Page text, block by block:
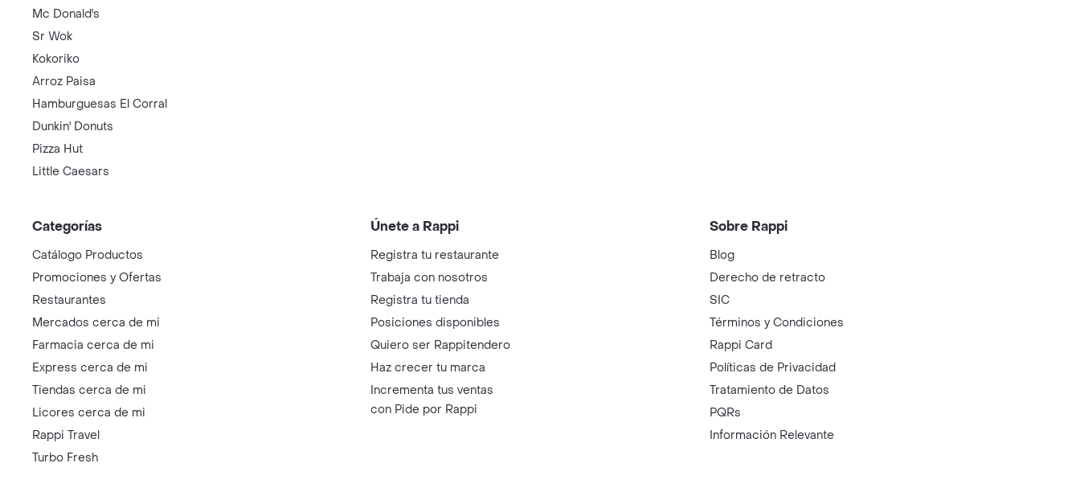
Mc Donald's
Sr Wok
Kokoriko
Arroz Paisa
Hamburguesas El Corral
Dunkin' Donuts
Pizza Hut
Little Caesars
Categorías
Catálogo Productos
Promociones y Ofertas
Restaurantes
Mercados cerca de mi
Farmacia cerca de mi
Express cerca de mi
Tiendas cerca de mi
Licores cerca de mi
Rappi Travel
Turbo Fresh
Únete a Rappi
Registra tu restaurante
Trabaja con nosotros
Registra tu tienda
Posiciones disponibles
Quiero ser Rappitendero
Haz crecer tu marca
Incrementa tus ventas
con Pide por Rappi
Sobre Rappi
Blog
Derecho de retracto
SIC
Términos y Condiciones
Rappi Card
Políticas de Privacidad
Tratamiento de Datos
PQRs
Información Relevante